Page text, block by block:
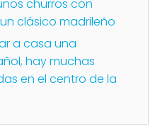
churros con
clásico madrileño
a casa una
hay muchas
en el centro de la